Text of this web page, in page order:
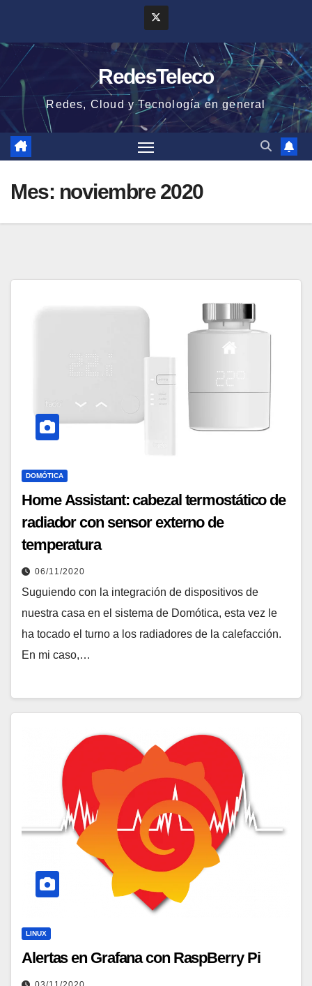
contenido
RedesTeleco
Redes, Cloud y Tecnología en general
Mes: noviembre 2020
DOMÓTICA
Home Assistant: cabezal termostático de
radiador con sensor externo de
temperatura
06/11/2020
Suguiendo con la integración de dispositivos de
nuestra casa en el sistema de Domótica, esta vez le
ha tocado el turno a los radiadores de la calefacción.
En mi caso,…
LINUX
Alertas en Grafana con RaspBerry Pi